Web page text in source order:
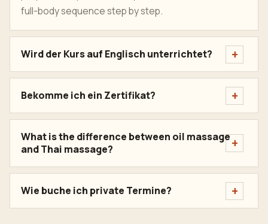
full-body sequence step by step.
Wird der Kurs auf Englisch unterrichtet?
Bekomme ich ein Zertifikat?
What is the difference between oil massage
and Thai massage?
Wie buche ich private Termine?